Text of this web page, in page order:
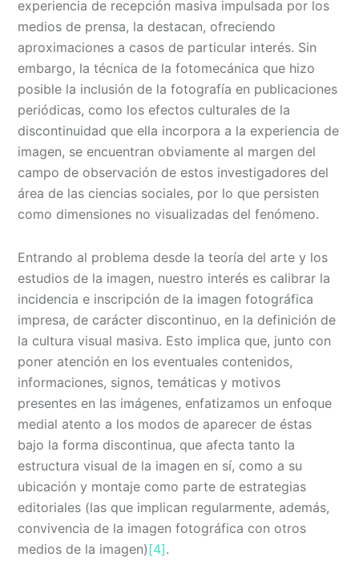
experiencia de recepción masiva impulsada por los
medios de prensa, la destacan, ofreciendo
aproximaciones a casos de particular interés. Sin
embargo, la técnica de la fotomecánica que hizo
posible la inclusión de la fotografía en publicaciones
periódicas, como los efectos culturales de la
discontinuidad que ella incorpora a la experiencia de
imagen, se encuentran obviamente al margen del
campo de observación de estos investigadores del
área de las ciencias sociales, por lo que persisten
como dimensiones no visualizadas del fenómeno.
Entrando al problema desde la teoría del arte y los
estudios de la imagen, nuestro interés es calibrar la
incidencia e inscripción de la imagen fotográfica
impresa, de carácter discontinuo, en la definición de
la cultura visual masiva. Esto implica que, junto con
poner atención en los eventuales contenidos,
informaciones, signos, temáticas y motivos
presentes en las imágenes, enfatizamos un enfoque
medial atento a los modos de aparecer de éstas
bajo la forma discontinua, que afecta tanto la
estructura visual de la imagen en sí, como a su
ubicación y montaje como parte de estrategias
editoriales (las que implican regularmente, además,
convivencia de la imagen fotográfica con otros
medios de la imagen)[4].